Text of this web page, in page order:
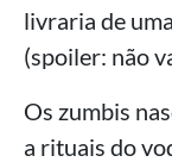
livraria de
(spoiler: não
Os zumbis
a rituais do